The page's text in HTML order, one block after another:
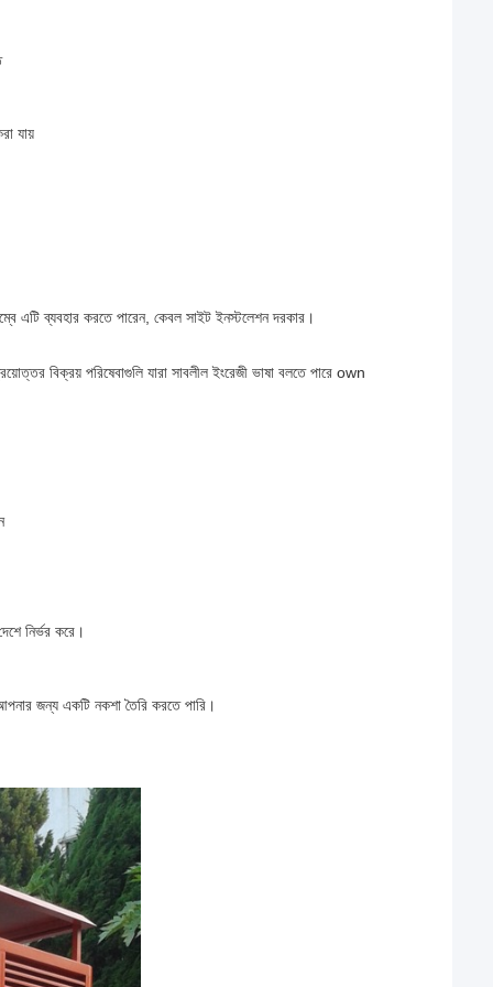
যায়
এটি ব্যবহার করতে পারেন, কেবল সাইট ইনস্টলেশন দরকার।
বিক্রয় পরিষেবাগুলি যারা সাবলীল ইংরেজী ভাষা বলতে পারে own
নির্ভর করে।
জন্য একটি নকশা তৈরি করতে পারি।